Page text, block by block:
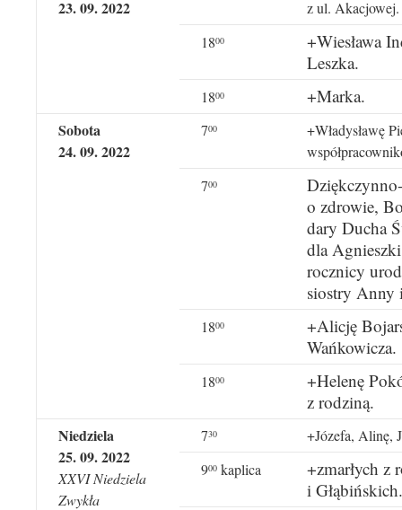
23. 09. 2022
z ul. Akacjowej.
1800
+Wiesława
Leszka.
1800 +Marka.
Sobota
24. 09. 2022
700
+Władysławę
700
o zdrowie,
dary Ducha
dla
rocznicy
siostry Anny
1800
+Alicję
Wańkowicza.
1800
+Helenę
z rodziną.
Niedziela
25. 09. 2022
XXVI Niedziela
Zwykła
730
+Józefa, Alinę,
900 kaplica
+zmarłych z
i Głąbińskich.